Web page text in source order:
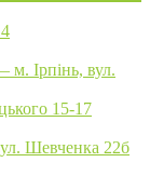
Ірпінь, вул.
15-17
Шевченка 22б